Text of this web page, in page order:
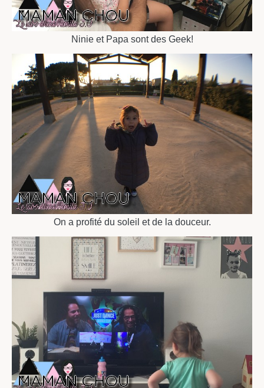
Ninie et Papa sont des Geek!
On a profité du soleil et de la douceur.